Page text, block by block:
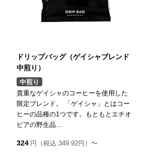
ドリップバッグ（ゲイシャブレンド
中煎り）
中煎り
貴重なゲイシャのコーヒーを使用した
限定ブレンド。 「ゲイシャ」とはコー
ヒーの品種の1つです。もともとエチオ
ピアの野生品...
324 円（税込:349.92円）〜